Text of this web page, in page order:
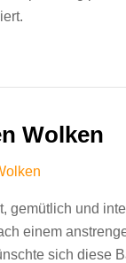
Wolken
gemütlich und
einem
sich diese